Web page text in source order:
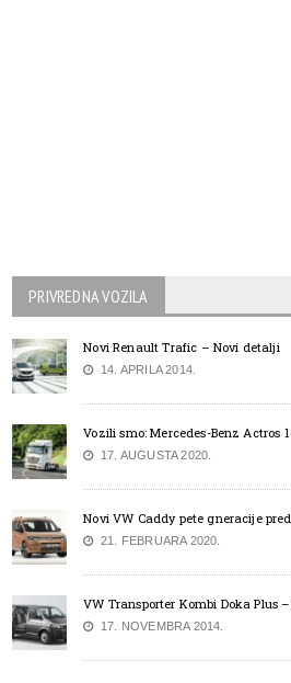
PRIVREDNA VOZILA
Novi Renault Trafic – Novi detalji
14. APRILA 2014.
Vozili smo: Mercedes-Benz Actros
17. AUGUSTA 2020.
Novi VW Caddy pete gneracije
21. FEBRUARA 2020.
VW Transporter Kombi Doka Plus
17. NOVEMBRA 2014.